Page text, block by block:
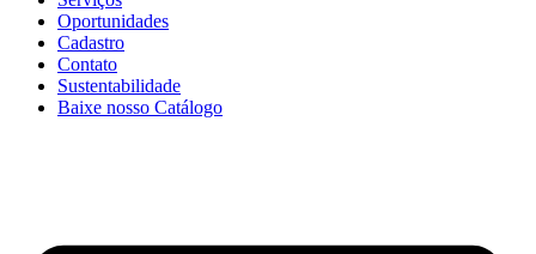
Oportunidades
Cadastro
Contato
Sustentabilidade
Baixe nosso Catálogo